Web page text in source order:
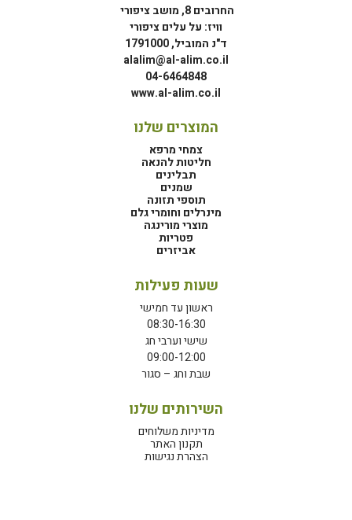
החרובים 8, מושב ציפורי
וויז: על עלים ציפורי
ד"נ המוביל, 1791000
alalim@al-alim.co.il
04-6464848
www.al-alim.co.il
המוצרים שלנו
צמחי מרפא
חליטות להנאה
תבלינים
שמנים
תוספי תזונה
מינרלים וחומרי גלם
מוצרי מורינגה
פטריות
אביזרים
שעות פעילות
ראשון עד חמישי
08:30-16:30
שישי וערבי חג
09:00-12:00
שבת וחג – סגור
השירותים שלנו
מדיניות משלוחים
תקנון האתר
הצהרת נגישות